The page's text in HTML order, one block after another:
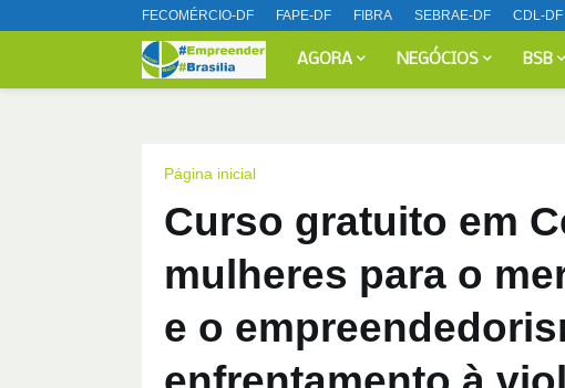
FECOMÉRCIO-DF FAPE-DF FIBRA SEBRAE-DF CDL-DF
AGORA NEGÓCIOS BSB
Página inicial
Curso gratuito em
mulheres para o
e o